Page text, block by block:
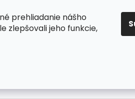
prehliadanie nášho
zlepšovali jeho funkcie,
OCHRANA OSOBNÝCH ÚDAJOV